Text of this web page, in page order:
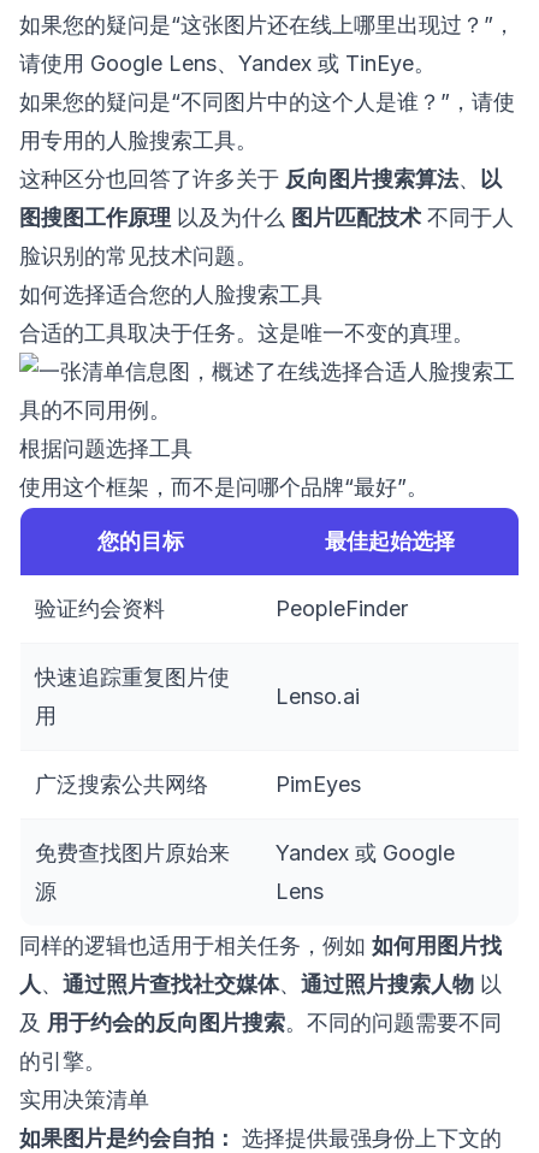
如果您的疑问是“这张图片还在线上哪里出现过？”，
请使用 Google Lens、Yandex 或 TinEye。
如果您的疑问是“不同图片中的这个人是谁？”，请使
用专用的人脸搜索工具。
这种区分也回答了许多关于 反向图片搜索算法、
以
图搜图工作原理 以及为什么 图片匹配技术 不同于人
脸识别的常见技术问题。
如何选择适合您的人脸搜索工具
合适的工具取决于任务。这是唯一不变的真理。
根据问题选择工具
使用这个框架，而不是问哪个品牌“最好”。
您的目标 最佳起始选择
验证约会资料 PeopleFinder
快速追踪重复图片使
用
Lenso.ai
广泛搜索公共网络 PimEyes
免费查找图片原始来
源
Yandex 或 Google
Lens
同样的逻辑也适用于相关任务，例如 如何用图片找
人、 通过照片查找社交媒体、 通过照片搜索人物 以
及 用于约会的反向图片搜索。不同的问题需要不同
的引擎。
实用决策清单
如果图片是约会自拍： 选择提供最强身份上下文的